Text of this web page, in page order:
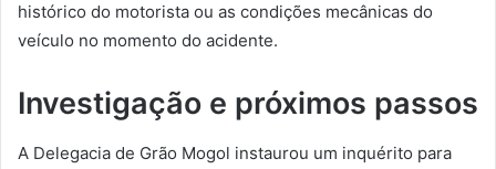
histórico do motorista ou as condições mecânicas do
veículo no momento do acidente.
Investigação e próximos passos
A Delegacia de Grão Mogol instaurou um inquérito para